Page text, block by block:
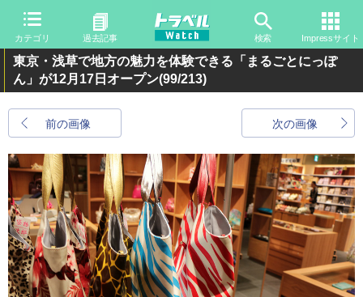
カテゴリ 過去記事 検索 Impressサイト
東京・浅草で地方の魅力を体験できる「まるごとにっぽ
ん」が12月17日オープン(99/213)
前の画像 次の画像